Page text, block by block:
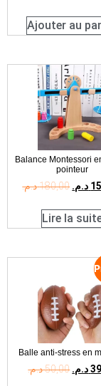
Ajouter au
Balance Montessori
pointeur
180,00د.م. د.م.
Lire la
Balle anti-stress en
50,00د.م. د.م.